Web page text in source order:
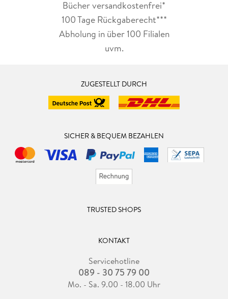
Bücher versandkostenfrei*
100 Tage Rückgaberecht***
Abholung in über 100 Filialen
uvm.
ZUGESTELLT DURCH
SICHER & BEQUEM BEZAHLEN
TRUSTED SHOPS
KONTAKT
Servicehotline
089 - 30 75 79 00
Mo. - Sa. 9.00 - 18.00 Uhr